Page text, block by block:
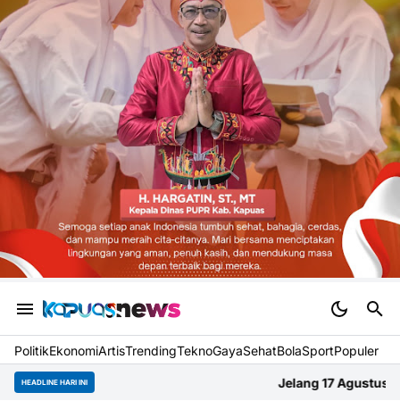
PolitikEkonomiArtisTrendingTeknoGayaSehatBolaSportPopuler
HEADLINE HARI INI Jelang 17 Agustus, Gapura Gang